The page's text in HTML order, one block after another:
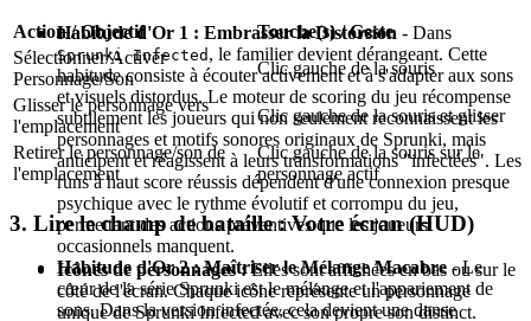
Action / Objectif
Touche(s) / Geste
Sélectionner/Activer
Personnage/Son
Clic gauche de la souris
Glisser le personnage vers
l'emplacement
Clic gauche de la souris et glisser
Retirer le personnage/son de
l'emplacement
Clic gauche de la souris sur le
personnage actif
3. Lire le champ de bataille : Votre écran (HUD)
Icônes de personnages :Elles sont affichées en bas ou sur le
côté de l'écran. Chaque icône représente un personnage
unique de Sprunki Infected avec son propre son distinct.
Habitude d'Or 1 : Embrasser la Distorsion - Dans
Sprunki Infected , le familier devient dérangeant. Cette
habitude consiste à écouter activement et à s'adapter aux sons
et visuels distordus. Le moteur de scoring du jeu récompense
subtilement les joueurs qui non seulement reconnaissent les
personnages et motifs sonores originaux de Sprunki, mais
anticipent et réagissent à leurs transformations "infectées". Les
runs à haut score réussis dépendent d'une connexion presque
psychique avec le rythme évolutif et corrompu du jeu,
permettant des actions préventives que les joueurs
occasionnels manquent.
Habitude d'Or 2 : Maîtriser le Mélange Macabre - Le
cœur de la série Sprunki est le mélange et l'appariement de
sons. Dans la version infectée, cela devient une danse